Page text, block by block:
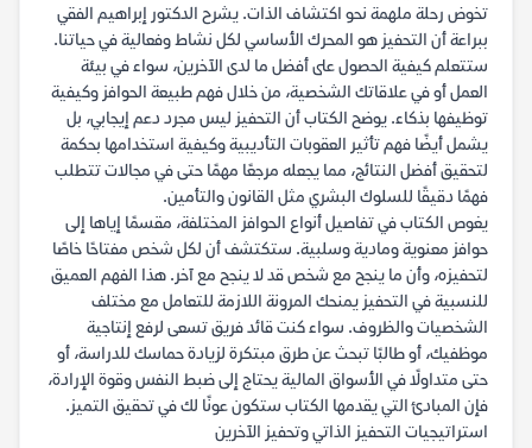
تخوض رحلة ملهمة نحو اكتشاف الذات. يشرح الدكتور إبراهيم الفقي
ببراعة أن التحفيز هو المحرك الأساسي لكل نشاط وفعالية في حياتنا.
ستتعلم كيفية الحصول على أفضل ما لدى الآخرين، سواء في بيئة
العمل أو في علاقاتك الشخصية، من خلال فهم طبيعة الحوافز وكيفية
توظيفها بذكاء. يوضح الكتاب أن التحفيز ليس مجرد دعم إيجابي، بل
يشمل أيضًا فهم تأثير العقوبات التأديبية وكيفية استخدامها بحكمة
لتحقيق أفضل النتائج، مما يجعله مرجعًا مهمًا حتى في مجالات تتطلب
فهمًا دقيقًا للسلوك البشري مثل القانون والتأمين.
يغوص الكتاب في تفاصيل أنواع الحوافز المختلفة، مقسمًا إياها إلى
حوافز معنوية ومادية وسلبية. ستكتشف أن لكل شخص مفتاحًا خاصًا
لتحفيزه، وأن ما ينجح مع شخص قد لا ينجح مع آخر. هذا الفهم العميق
للنسبية في التحفيز يمنحك المرونة اللازمة للتعامل مع مختلف
الشخصيات والظروف. سواء كنت قائد فريق تسعى لرفع إنتاجية
موظفيك، أو طالبًا تبحث عن طرق مبتكرة لزيادة حماسك للدراسة، أو
حتى متداولًا في الأسواق المالية يحتاج إلى ضبط النفس وقوة الإرادة،
فإن المبادئ التي يقدمها الكتاب ستكون عونًا لك في تحقيق التميز.
استراتيجيات التحفيز الذاتي وتحفيز الآخرين